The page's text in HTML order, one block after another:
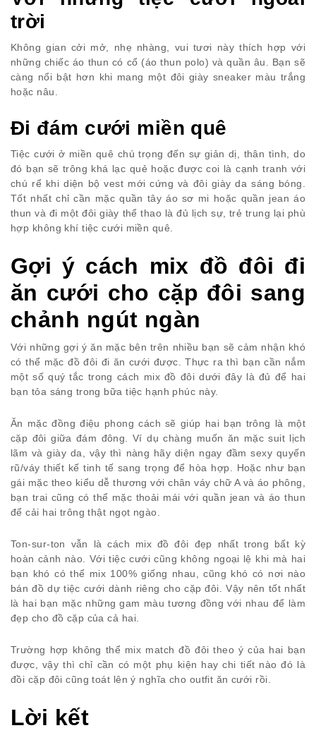
trời
Không gian cởi mở, nhẹ nhàng, vui tươi này thích hợp với
những chiếc áo thun có cổ (áo thun polo) và quần âu. Bạn sẽ
càng nổi bật hơn khi mang một đôi giày sneaker màu trắng
hoặc nâu.
Đi đám cưới miền quê
Tiệc cưới ở miền quê chú trọng đến sự giản dị, thân tình, do
đó bạn sẽ trông khá lạc quẻ hoặc được coi là cạnh tranh với
chú rể khi diện bộ vest mới cứng và đôi giày da sáng bóng.
Tốt nhất chỉ cần mặc quần tây áo sơ mi hoặc quần jean áo
thun và đi một đôi giày thể thao là đủ lịch sự, trẻ trung lại phù
hợp không khí tiệc cưới miền quê.
Gợi ý cách mix đồ đôi đi
ăn cưới cho cặp đôi sang
chảnh ngút ngàn
Với những gợi ý ăn mặc bên trên nhiều bạn sẽ cảm nhận khó
có thể mặc đồ đôi đi ăn cưới được. Thực ra thì bạn cần nắm
một số quý tắc trong cách mix đồ đôi dưới đây là đủ để hai
bạn tỏa sáng trong bữa tiệc hạnh phúc này.
Ăn mặc đồng điệu phong cách sẽ giúp hai bạn trông là một
cặp đôi giữa đám đông. Ví dụ chàng muốn ăn mặc suit lịch
lãm và giày da, vậy thì nàng hãy diện ngay đầm sexy quyến
rũ/váy thiết kế tinh tế sang trọng để hòa hợp. Hoặc như bạn
gái mặc theo kiểu dễ thương với chân váy chữ A và áo phông,
bạn trai cũng có thể mặc thoải mái với quần jean và áo thun
để cải hai trông thật ngọt ngào.
Ton-sur-ton vẫn là cách mix đồ đôi đẹp nhất trong bất kỳ
hoàn cảnh nào. Với tiệc cưới cũng không ngoại lệ khi mà hai
bạn khó có thể mix 100% giống nhau, cũng khó có nơi nào
bán đồ dự tiệc cưới dành riêng cho cặp đôi. Vậy nên tốt nhất
là hai bạn mặc những gam màu tương đồng với nhau để làm
đẹp cho đồ cặp của cả hai.
Trường hợp không thể mix match đồ đôi theo ý của hai bạn
được, vậy thì chỉ cần có một phụ kiện hay chi tiết nào đó là
đồi cặp đôi cũng toát lên ý nghĩa cho outfit ăn cưới rồi.
Lời kết